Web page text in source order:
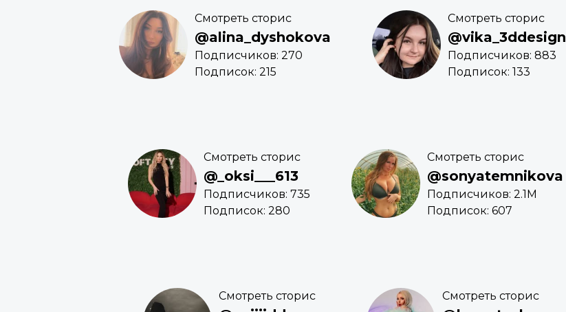
Смотреть сторис
@alina_dyshokova
Подписчиков: 270
Подписок: 215
Смотреть сторис
@vika_3ddesign
Подписчиков: 883
Подписок: 133
Смотреть сторис
@_oksi___613
Подписчиков: 735
Подписок: 280
Смотреть сторис
@sonyatemnikova
Подписчиков: 2.1M
Подписок: 607
Смотреть сторис Смотреть сторис